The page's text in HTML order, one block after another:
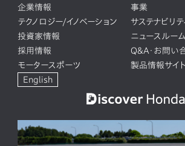
企業情報
事業
テクノロジー/イノベーション
サステナビリテ
投資家情報
ニュースルーム
採用情報
Q&A・お問い
モータースポーツ
製品情報サイト
English